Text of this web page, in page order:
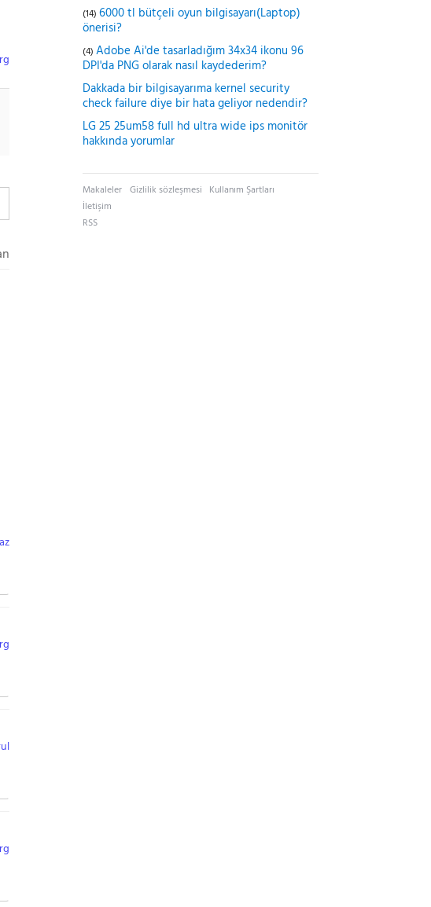
(14) 6000 tl bütçeli oyun bilgisayarı(Laptop)
önerisi?
(4) Adobe Ai'de tasarladığım 34x34 ikonu 96
DPI'da PNG olarak nasıl kaydederim?
Dakkada bir bilgisayarıma kernel security
check failure diye bir hata geliyor nedendir?
LG 25 25um58 full hd ultra wide ips monitör
hakkında yorumlar
Makaleler Gizlilik sözleşmesi Kullanım Şartları
İletişim
RSS